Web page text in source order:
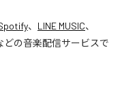
、 LINE MUSIC、
どの音楽配信サービスで